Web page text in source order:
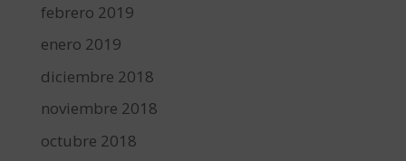
febrero 2019
enero 2019
diciembre 2018
noviembre 2018
octubre 2018